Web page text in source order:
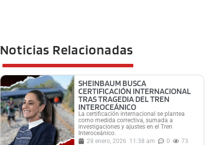
Noticias Relacionadas
SHEINBAUM BUSCA
CERTIFICACIÓN INTERNACIONAL
TRAS TRAGEDIA DEL TREN
INTEROCEÁNICO
La certificación internacional se plantea
como medida correctiva, sumada a
investigaciones y ajustes en el Tren
Interoceánico.
28 enero, 2026 11:38 am 0 73